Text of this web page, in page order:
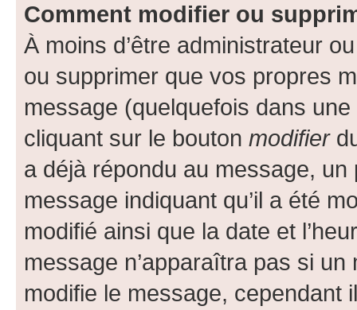
Comment modifier ou
À moins d’être administrateur
ou supprimer que vos propres
message (quelquefois dans
cliquant sur le bouton modifier
a déjà répondu au message, un
message indiquant qu’il a été
modifié ainsi que la date et
message n’apparaîtra pas si
modifie le message, cependant